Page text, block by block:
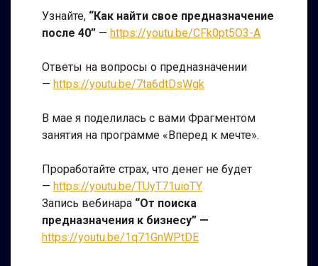
Узнайте, “Как найти свое предназначение
после 40” — https://youtu.be/CFk0pt5O3-A
Ответы на вопросы о предназначении
— https://youtu.be/7ta6dtDsWgk
В мае я поделилась с вами Фрагментом
занятия на программе «Вперед к мечте».
Проработайте страх, что денег не будет
— https://youtu.be/TUyT71uioTY
Запись вебинара “От поиска
предназначения к бизнесу” —
https://youtu.be/1q71GnWPtDE